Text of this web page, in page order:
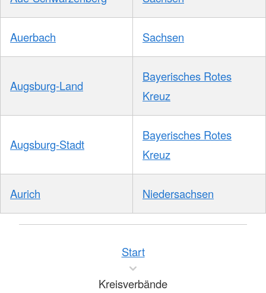
Auerbach Sachsen
Augsburg-Land
Bayerisches Rotes
Kreuz
Augsburg-Stadt
Bayerisches Rotes
Kreuz
Aurich Niedersachsen
Start
Kreisverbände